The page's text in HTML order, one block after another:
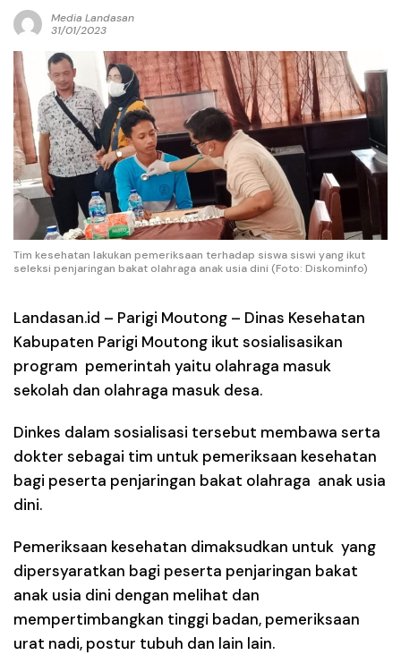
Media Landasan
31/01/2023
Tim kesehatan lakukan pemeriksaan terhadap siswa siswi yang ikut
seleksi penjaringan bakat olahraga anak usia dini (Foto: Diskominfo)
Landasan.id – Parigi Moutong – Dinas Kesehatan
Kabupaten Parigi Moutong ikut sosialisasikan
program pemerintah yaitu olahraga masuk
sekolah dan olahraga masuk desa.
Dinkes dalam sosialisasi tersebut membawa serta
dokter sebagai tim untuk pemeriksaan kesehatan
bagi peserta penjaringan bakat olahraga anak usia
dini.
Pemeriksaan kesehatan dimaksudkan untuk yang
dipersyaratkan bagi peserta penjaringan bakat
anak usia dini dengan melihat dan
mempertimbangkan tinggi badan, pemeriksaan
urat nadi, postur tubuh dan lain lain.